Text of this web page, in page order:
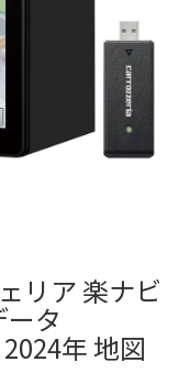
リア 楽ナビ
ータ
2024年 地図